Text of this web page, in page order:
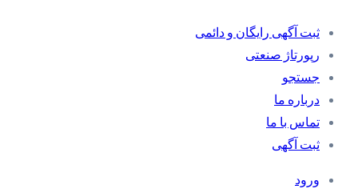
ثبت آگهی رایگان و دائمی
رپورتاژ صنعتی
جستجو
درباره ما
تماس با ما
ثبت آگهی
ورود